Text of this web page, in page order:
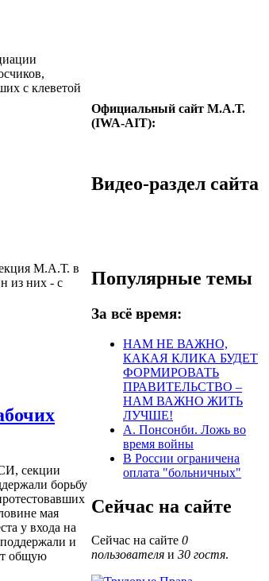
с клеветой
М.А.Т. в
из них - с
секции
борьбу
мая
у входа на
и
общую
Официальный сайт М.А.Т.
(IWA-AIT):
Видео-раздел сайта
Популярные темы
За всё время:
НАМ НЕ ВАЖНО,
КАКАЯ КЛИКА БУДЕТ
ФОРМИРОВАТЬ
ПРАВИТЕЛЬСТВО –
НАМ ВАЖНО ЖИТЬ
ЛУЧШЕ!
А. Понсонби. Ложь во
время войны
В России ограничена
оплата "больничных"
Сейчас на сайте
Сейчас на сайте 0
пользователя и 30 гостя.